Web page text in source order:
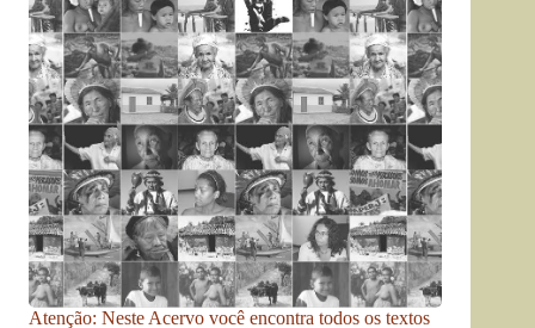
Atenção: Neste Acervo você encontra todos os textos